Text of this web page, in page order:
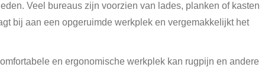
Veel bureaus zijn voorzien van lades, planken of kasten
bij aan een opgeruimde werkplek en vergemakkelijkt het
en ergonomische werkplek kan rugpijn en andere